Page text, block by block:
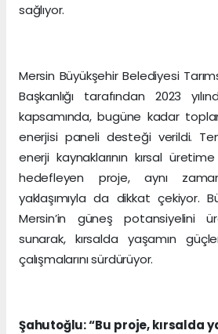
sağlıyor.
Mersin Büyükşehir Belediyesi
Başkanlığı tarafından 2023
kapsamında, bugüne kadar
enerjisi paneli desteği verildi.
enerji kaynaklarının kırsal
hedefleyen proje, aynı
yaklaşımıyla da dikkat çekiyor.
Mersin’in güneş potansiyelini
sunarak, kırsalda yaşamın
çalışmalarını sürdürüyor.
Şahutoğlu: “Bu proje, kırsalda